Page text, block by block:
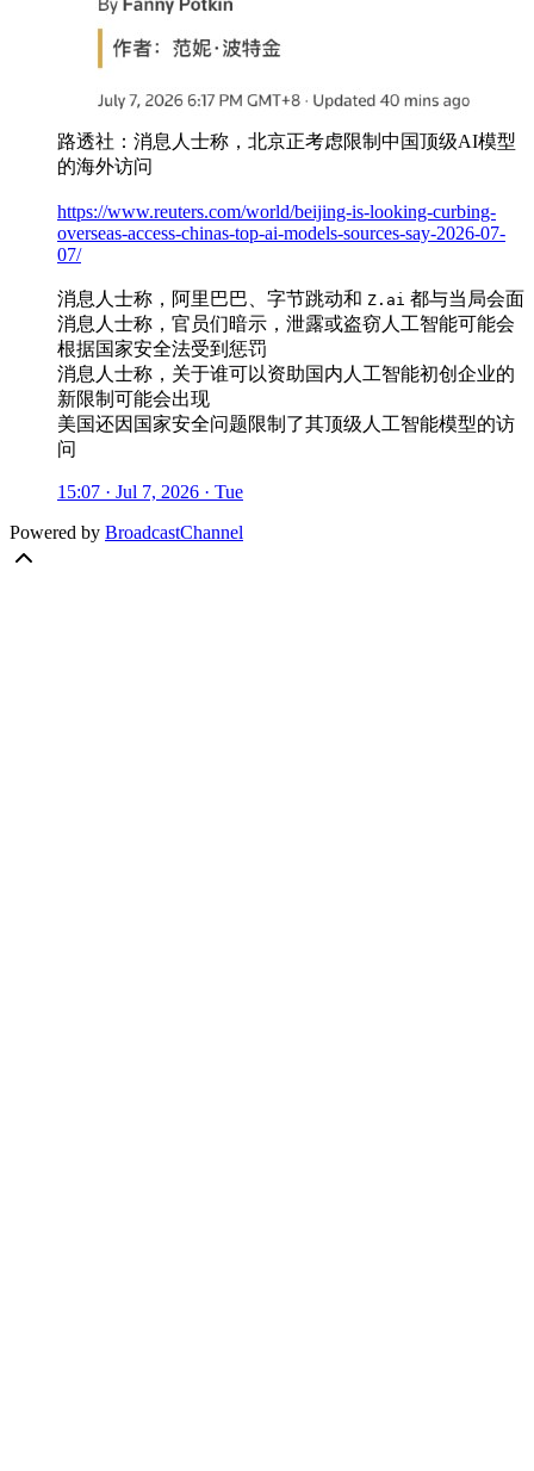
路透社：消息人士称，北京正考虑限制中国顶级AI模型
的海外访问
https://www.reuters.com/world/beijing-is-looking-curbing-
overseas-access-chinas-top-ai-models-sources-say-2026-07-
07/
消息人士称，阿里巴巴、字节跳动和 Z.ai 都与当局会面
消息人士称，官员们暗示，泄露或盗窃人工智能可能会
根据国家安全法受到惩罚
消息人士称，关于谁可以资助国内人工智能初创企业的
新限制可能会出现
美国还因国家安全问题限制了其顶级人工智能模型的访
问
15:07 · Jul 7, 2026 · Tue
Powered by BroadcastChannel